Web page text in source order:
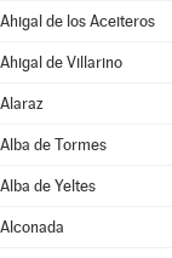
Ahigal de los Aceiteros
Ahigal de Villarino
Alaraz
Alba de Tormes
Alba de Yeltes
Alconada